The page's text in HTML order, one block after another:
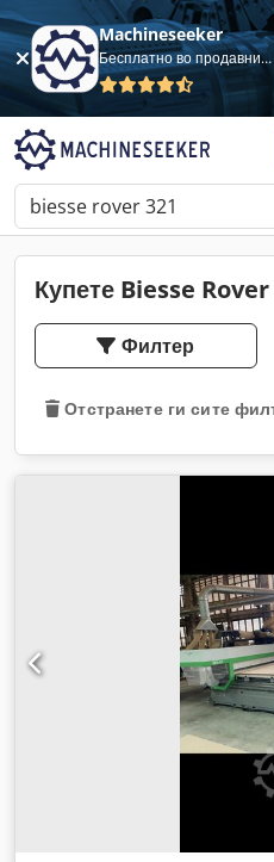
Machineseeker
Бесплатно во продавница
Купете Biesse
Филтер
Отстранете ги сите